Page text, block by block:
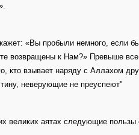
«Вы пробыли немного, если
возвращены к Нам?» Превыше
кто взывает наряду с Аллахом
неверующие не преуспеют"
великих аятах следующие пользы